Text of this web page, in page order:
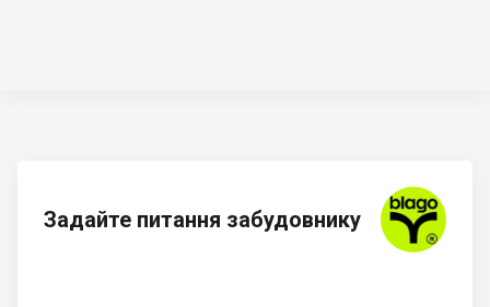
Задайте питання забудовнику